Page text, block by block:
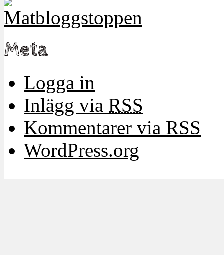
Meta
Logga in
Inlägg via RSS
Kommentarer via RSS
WordPress.org